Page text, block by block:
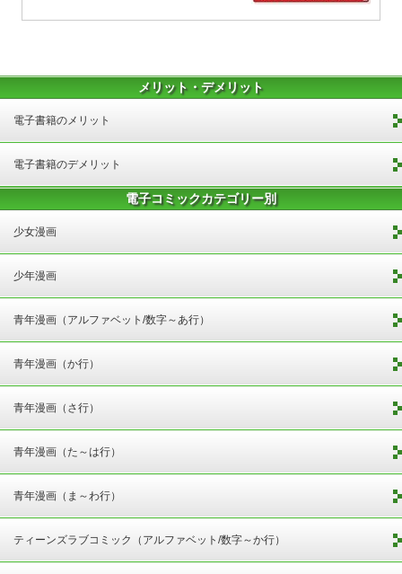
メリット・デメリット
電子書籍のメリット
電子書籍のデメリット
電子コミックカテゴリー別
少女漫画
少年漫画
青年漫画（アルファベット/数字～あ行）
青年漫画（か行）
青年漫画（さ行）
青年漫画（た～は行）
青年漫画（ま～わ行）
ティーンズラブコミック（アルファベット/数字～か行）